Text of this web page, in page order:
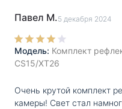
Павел М.5 декабря 2024
Модель: Комплект
CS15/XT26
Очень крутой комплект
камеры! Свет стал